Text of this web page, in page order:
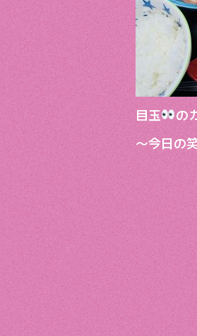
目玉
の
～今日の